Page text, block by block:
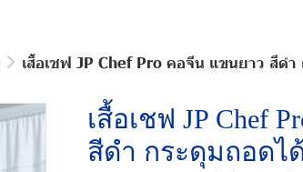
เสื้อเชฟ JP Chef Pro คอจีน แขนยาว สีด
เสื้อเชฟ JP Chef
สีดำ กระดุมถอดไ